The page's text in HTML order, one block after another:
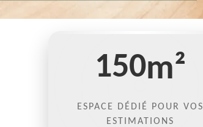
150m²
ESPACE DÉDIÉ POUR VOS
ESTIMATIONS